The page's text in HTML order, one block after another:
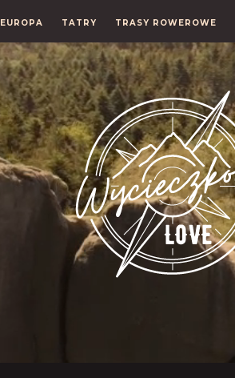
EUROPA TATRY TRASY ROWEROWE